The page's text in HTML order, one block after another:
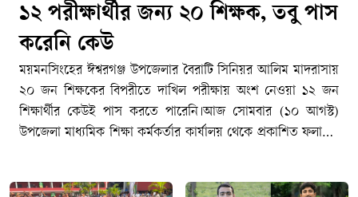
১২ পরীক্ষার্থীর জন্য ২০ শিক্ষক, তবু পাস
করেনি কেউ
ময়মনসিংহের ঈশ্বরগঞ্জ উপজেলার বৈরাটি সিনিয়র আলিম মাদরাসায়
২০ জন শিক্ষকের বিপরীতে দাখিল পরীক্ষায় অংশ নেওয়া ১২ জন
শিক্ষার্থীর কেউই পাস করতে পারেনি।আজ সোমবার (১০ আগস্ট)
উপজেলা মাধ্যমিক শিক্ষা কর্মকর্তার কার্যালয় থেকে প্রকাশিত ফলাফল